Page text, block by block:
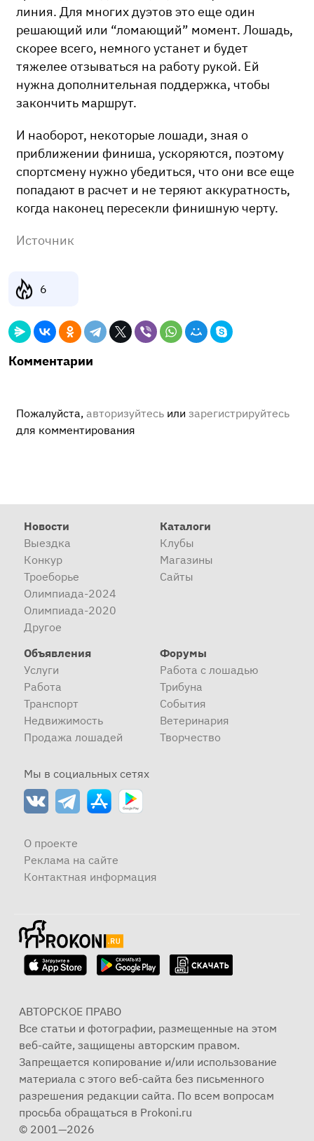
линия. Для многих дуэтов это еще один
решающий или “ломающий” момент. Лошадь,
скорее всего, немного устанет и будет
тяжелее отзываться на работу рукой. Ей
нужна дополнительная поддержка, чтобы
закончить маршрут.
И наоборот, некоторые лошади, зная о
приближении финиша, ускоряются, поэтому
спортсмену нужно убедиться, что они все еще
попадают в расчет и не теряют аккуратность,
когда наконец пересекли финишную черту.
Источник
6
Комментарии
Пожалуйста, авторизуйтесь или зарегистрируйтесь
для комментирования
Новости
Выездка
Конкур
Троеборье
Олимпиада-2024
Олимпиада-2020
Другое
Каталоги
Клубы
Магазины
Сайты
Объявления
Услуги
Работа
Транспорт
Недвижимость
Продажа лошадей
Форумы
Работа с лошадью
Трибуна
События
Ветеринария
Творчество
Мы в социальных сетях
О проекте
Реклама на сайте
Контактная информация
АВТОРСКОЕ ПРАВО
Все статьи и фотографии, размещенные на этом
веб-сайте, защищены авторским правом.
Запрещается копирование и/или использование
материала с этого веб-сайта без письменного
разрешения редакции сайта. По всем вопросам
просьба обращаться в Prokoni.ru
© 2001—2026